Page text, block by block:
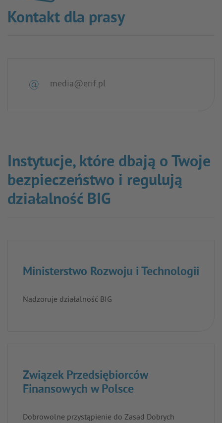
Kontakt dla prasy
media@erif.pl
Instytucje, które dbają o Twoje
bezpieczeństwo i regulują
działalność BIG
Ministerstwo Rozwoju i Technologii
Nadzoruje działalność BIG
Związek Przedsiębiorców
Finansowych w Polsce
Dobrowolne przystąpienie do Zasad Dobrych